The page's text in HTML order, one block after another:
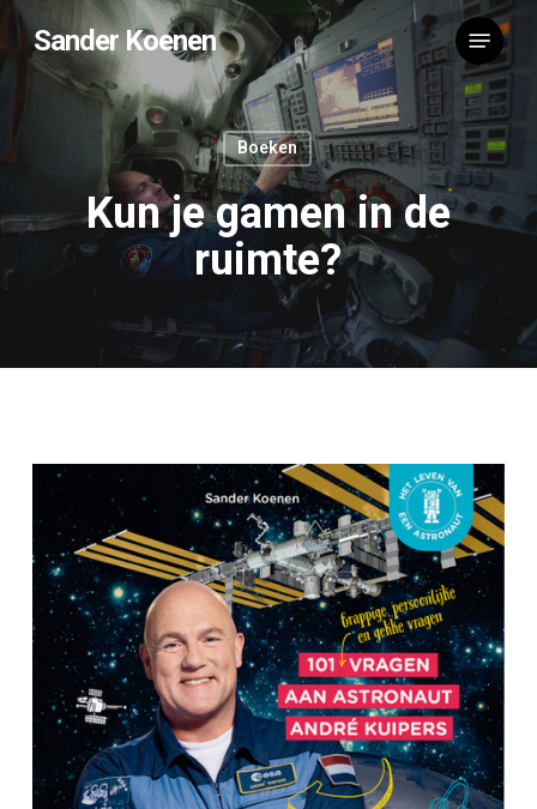
Skip
to
Sander Koenen Menu
Boeken
Kun je gamen in de
ruimte?